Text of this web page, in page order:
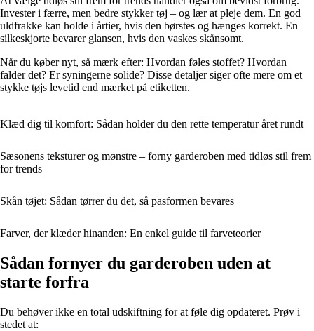
Invester i færre, men bedre stykker tøj – og lær at pleje dem. En god
uldfrakke kan holde i årtier, hvis den børstes og hænges korrekt. En
silkeskjorte bevarer glansen, hvis den vaskes skånsomt.
Når du køber nyt, så mærk efter: Hvordan føles stoffet? Hvordan
falder det? Er syningerne solide? Disse detaljer siger ofte mere om et
stykke tøjs levetid end mærket på etiketten.
Klæd dig til komfort: Sådan holder du den rette temperatur året rundt
Sæsonens teksturer og mønstre – forny garderoben med tidløs stil frem
for trends
Skån tøjet: Sådan tørrer du det, så pasformen bevares
Farver, der klæder hinanden: En enkel guide til farveteorier
Sådan fornyer du garderoben uden at
starte forfra
Du behøver ikke en total udskiftning for at føle dig opdateret. Prøv i
stedet at: